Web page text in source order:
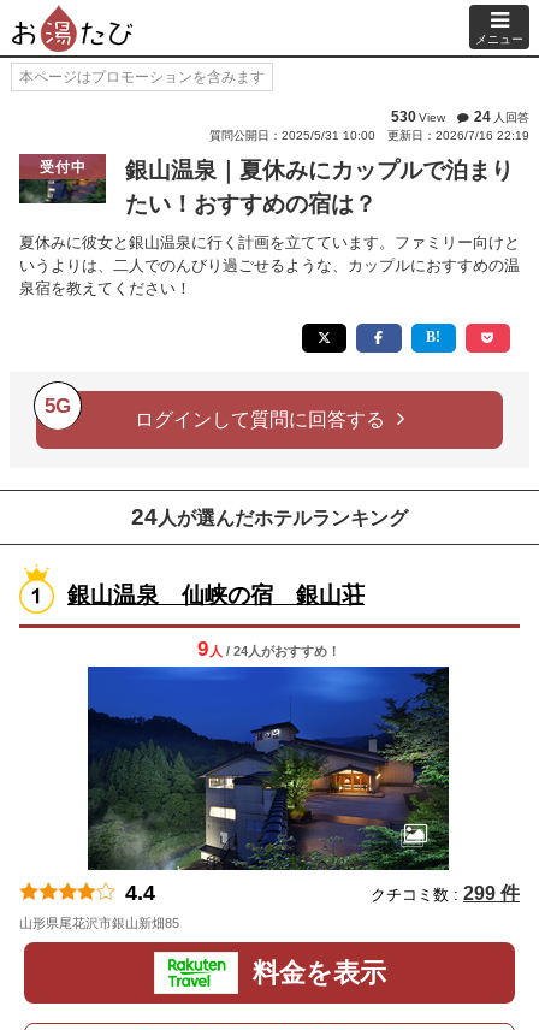
メニュー
本ページはプロモーションを含みます
530View 24 人回答
質問公開日：2025/5/31 10:00
更新日：2026/7/16 22:19
受付中
銀山温泉｜夏休みにカップルで泊まり
たい！おすすめの宿は？
夏休みに彼女と銀山温泉に行く計画を立てています。ファミリー向けと
いうよりは、二人でのんびり過ごせるような、カップルにおすすめの温
泉宿を教えてください！
5G
ログインして質問に回答する
24人が選んだホテルランキング
銀山温泉 仙峡の宿 銀山荘
9 人 / 24人がおすすめ！
4.4 クチコミ数 : 299 件
山形県尾花沢市銀山新畑85
料金を表示